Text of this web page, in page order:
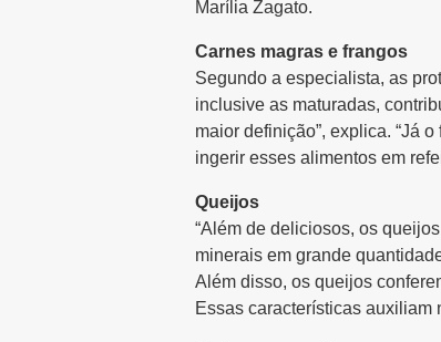
Marília Zagato.
Carnes magras e frangos
Segundo a especialista, as
inclusive as maturadas,
maior definição”, explica. “Já
ingerir esses alimentos em
Queijos
“Além de deliciosos, os
minerais em grande
Além disso, os queijos
Essas características auxiliam